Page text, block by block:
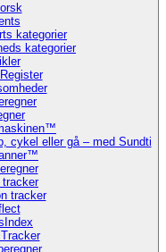
kategorier
kategorier
cykel eller gå – med Sundti
Gravid tracker
tracker